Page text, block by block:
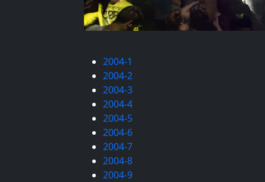
2004-1
2004-2
2004-3
2004-4
2004-5
2004-6
2004-7
2004-8
2004-9